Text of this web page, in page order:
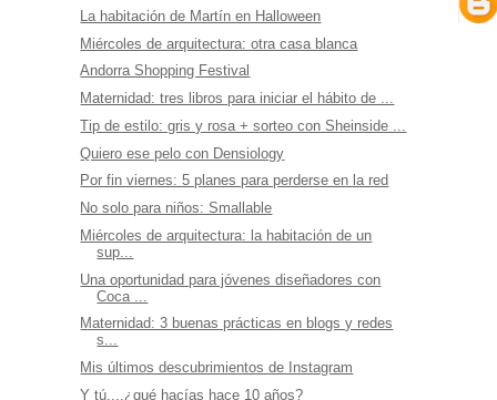
La habitación de Martín en Halloween
Miércoles de arquitectura: otra casa blanca
Andorra Shopping Festival
Maternidad: tres libros para iniciar el hábito de ...
Tip de estilo: gris y rosa + sorteo con Sheinside ...
Quiero ese pelo con Densiology
Por fin viernes: 5 planes para perderse en la red
No solo para niños: Smallable
Miércoles de arquitectura: la habitación de un
sup...
Una oportunidad para jóvenes diseñadores con
Coca ...
Maternidad: 3 buenas prácticas en blogs y redes
s...
Mis últimos descubrimientos de Instagram
Y tú....¿qué hacías hace 10 años?